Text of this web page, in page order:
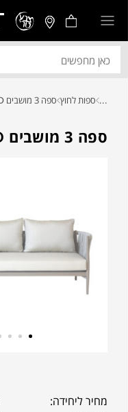
... ספות לחוץ ספה 3 מושבים RED
ספה 3 מושבים RED
מחיר ליחידה: